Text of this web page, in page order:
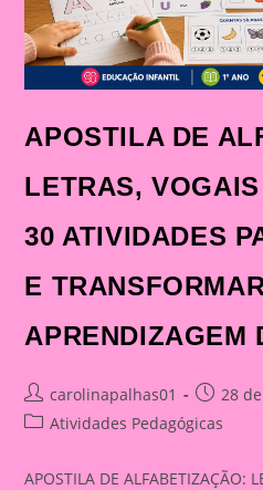
APOSTILA DE
LETRAS,
30 ATIVIDADES
E
APRENDIZAGEM
Post
author:
carolinapalhas01
Post
published:
28
PostAtividades Pedagógicas
APOSTILA DE ALFABETIZAÇÃO: